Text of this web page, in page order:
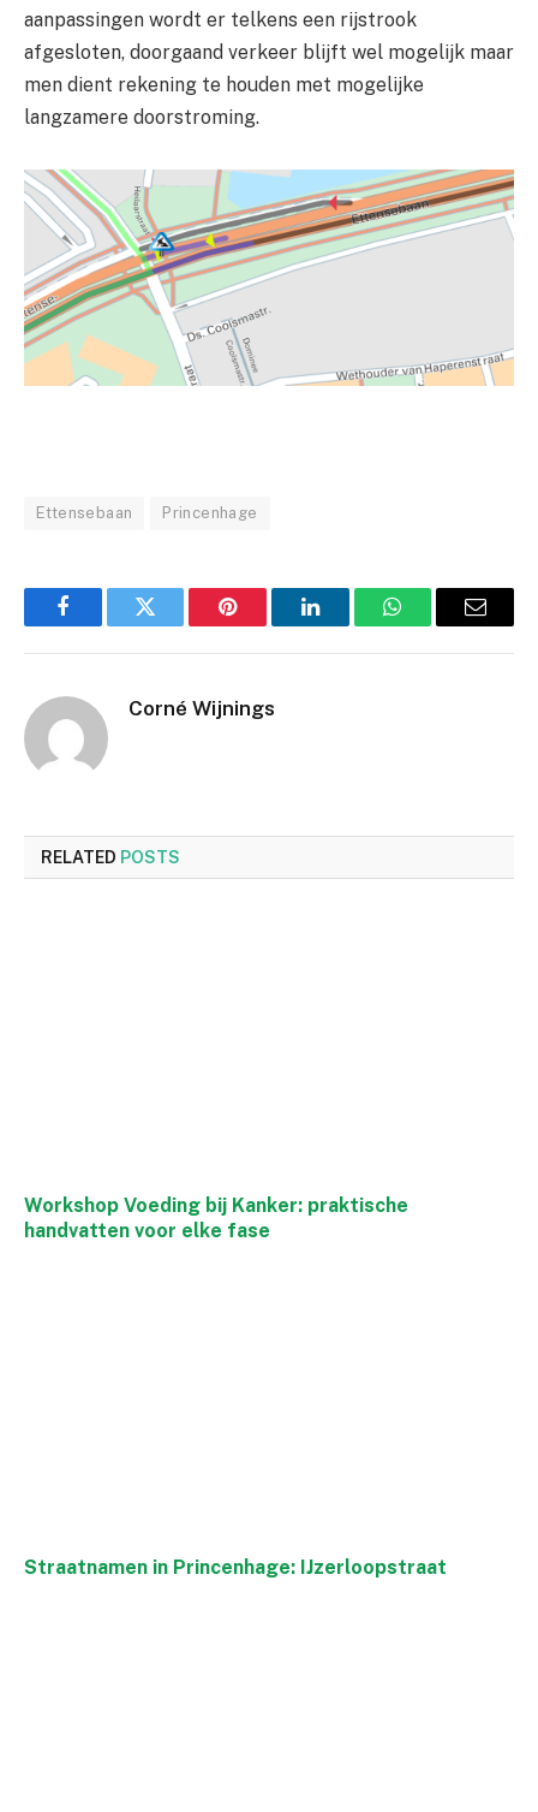
aanpassingen wordt er telkens een rijstrook
afgesloten, doorgaand verkeer blijft wel mogelijk maar
men dient rekening te houden met mogelijke
langzamere doorstroming.
Ettensebaan Princenhage
FacebookTwitter Pinterest LinkedInWhatsAppEmail
Corné Wijnings
RELATED POSTS
Workshop Voeding bij Kanker: praktische
handvatten voor elke fase
Straatnamen in Princenhage: IJzerloopstraat